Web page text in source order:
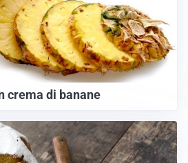
crema di banane